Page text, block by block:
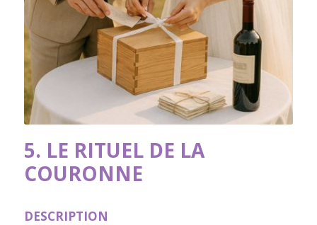
5. LE RITUEL DE LA
COURONNE
DESCRIPTION